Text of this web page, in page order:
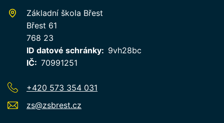
Základní škola Břest
Břest 61
768 23
ID datové schránky
9vh28bc
IČ
70991251
+420 573 354 031
zs@zsbrest.cz